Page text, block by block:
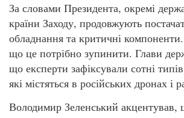
За словами Президента, окремі
країни Заходу, продовжують
обладнання та критичні
що це потрібно зупинити. Глави
що експерти зафіксували сотні
які містяться в російських дронах і
Володимир Зеленський акцентував,